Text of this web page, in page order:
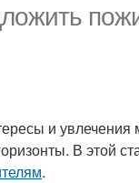
и
В этой
.